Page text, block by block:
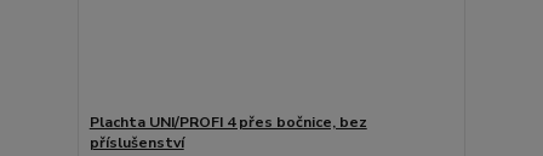
Plachta UNI/PROFI 4 přes bočnice, bez
příslušenství